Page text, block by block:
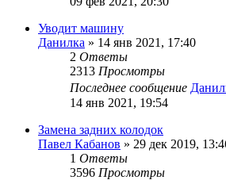
Уводит машину
Данилка » 14 янв 2021, 17:40
2 Ответы
2313 Просмотры
Последнее сообщение
14 янв 2021, 19:54
Замена задних колодок
Павел Кабанов » 29 дек 2019,
1 Ответы
3596 Просмотры